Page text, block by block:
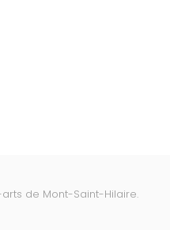
de Mont-Saint-Hilaire.